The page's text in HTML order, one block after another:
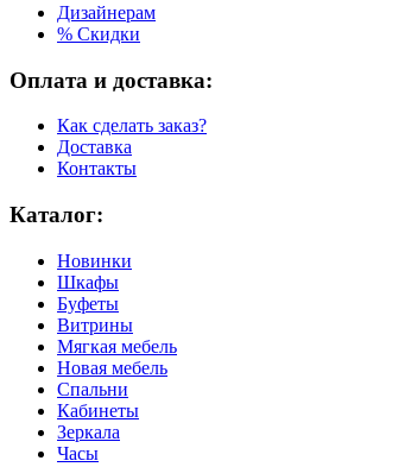
Дизайнерам
% Скидки
Оплата и доставка:
Как сделать заказ?
Доставка
Контакты
Каталог:
Новинки
Шкафы
Буфеты
Витрины
Мягкая мебель
Новая мебель
Спальни
Кабинеты
Зеркала
Часы